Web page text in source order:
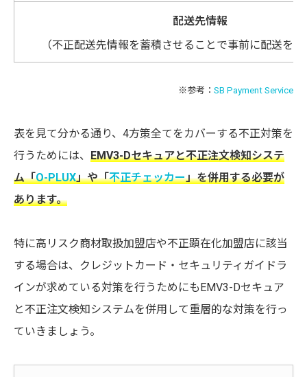
配送先情報
（不正配送先情報を蓄積させることで事前に配送を
※参考： SB Payment Service
表を見て分かる通り、4方策全てをカバーする不正対策を
行うためには、 EMV3-Dセキュアと不正注文検知システ
ム「O-PLUX」や「不正チェッカー」を併用する必要が
あります。
特に高リスク商材取扱加盟店や不正顕在化加盟店に該当
する場合は、クレジットカード・セキュリティガイドラ
インが求めている対策を行うためにもEMV3-Dセキュア
と不正注文検知システムを併用して重層的な対策を行っ
ていきましょう。